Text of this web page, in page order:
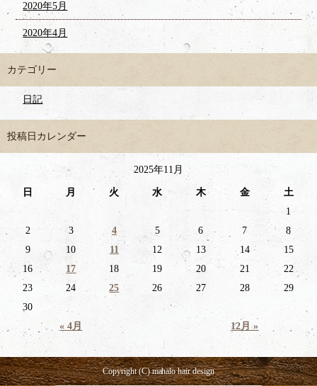
2020年5月
2020年4月
カテゴリー
日記
投稿日カレンダー
2025年11月
日 月 火 水 木 金 土
« 4月 12月 »
1
2
3 4 5 6 7
8
9
10 11 12 13 14
15
16
17 18 19 20 21
22
23
24 25 26 27 28
29
30
Copyright (C) mahalo hair design